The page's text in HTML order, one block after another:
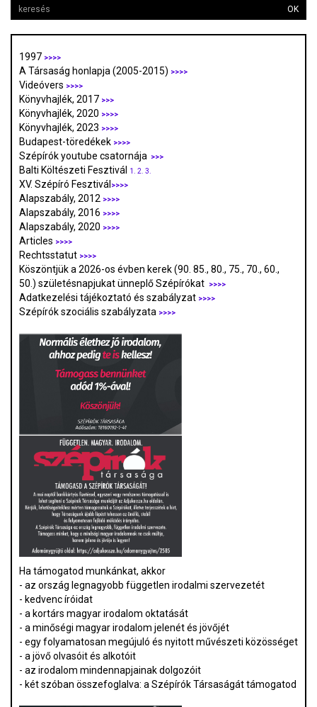
OK
1997 >>>>
A Társaság honlapja (2005-2015) >>>>
Videóvers >>>>
Könyvhajlék, 2017 >>>
Könyvhajlék, 2020 >>>>
Könyvhajlék, 2023 >>>>
Budapest-töredékek >>>>
Szépírók youtube csatornája >>>
Balti Költészeti Fesztivál 1. 2. 3.
XV. Szépíró Fesztivál >>>>
Alapszabály, 2012 >>>>
Alapszabály, 2016 >>>>
Alapszabály, 2020 >>>>
Articles >>>>
Rechtsstatut >>>>
Köszöntjük a 2026-os évben kerek (90. 85., 80., 75., 70., 60.,
50.) születésnapjukat ünneplő Szépírókat
>>>>
Adatkezelési tájékoztató és szabályzat >>>>
Szépírók szociális szabályzata >>>>
Ha támogatod munkánkat, akkor
- az ország legnagyobb független irodalmi szervezetét
- kedvenc íróidat
- a kortárs magyar irodalom oktatását
- a minőségi magyar irodalom jelenét és jövőjét
- egy folyamatosan megújuló és nyitott művészeti közösséget
- a jövő olvasóit és alkotóit
- az irodalom mindennapjainak dolgozóit
- két szóban összefoglalva: a Szépírók Társaságát támogatod